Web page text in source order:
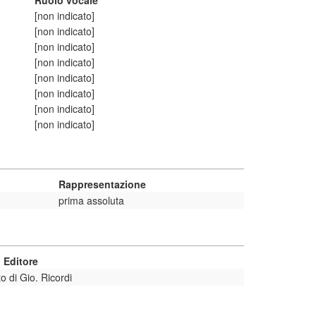
[non indicato]
[non indicato]
[non indicato]
[non indicato]
[non indicato]
[non indicato]
[non indicato]
[non indicato]
Rappresentazione
prima assoluta
Editore
di Gio. Ricordi